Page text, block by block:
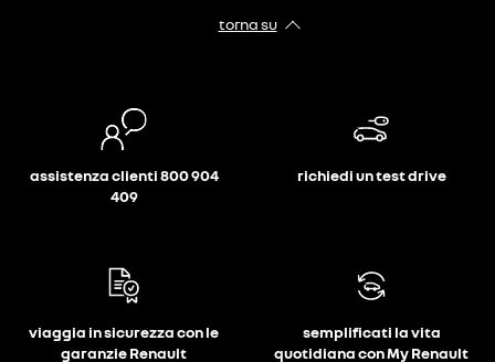
torna su
assistenza clienti 800 904
409
richiedi un test drive
viaggia in sicurezza con le
garanzie Renault
semplificati la vita
quotidiana con My Renault